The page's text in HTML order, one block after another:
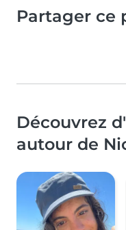
Partager ce
Découvrez
autour de